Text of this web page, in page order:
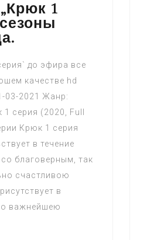
1
до эфира все
качестве hd
03-2021 Жанр:
серия (2020, Full
Крюк 1 серия
в течение
благоверным, так
счастливою
в
важнейшею